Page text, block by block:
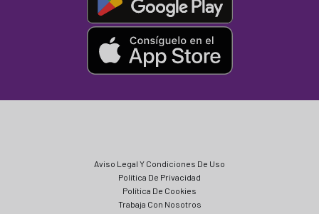
Aviso Legal Y Condiciones De Uso
Política De Privacidad
Política De Cookies
Trabaja Con Nosotros